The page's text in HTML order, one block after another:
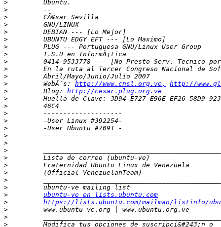
>
>
>
>
>
>
>
>
>
>
>
>
         WebÂ´s:
http://www.cnsl.org.ve,
http://
>
         Blog:
http://cesar.plug.org.ve
>
>
>
>
>
>
>
>
>
>
>
>
>
>
ubuntu-ve en lists.ubuntu.com
>
https://lists.ubuntu.com/mailman/listinfo/
>
>
>